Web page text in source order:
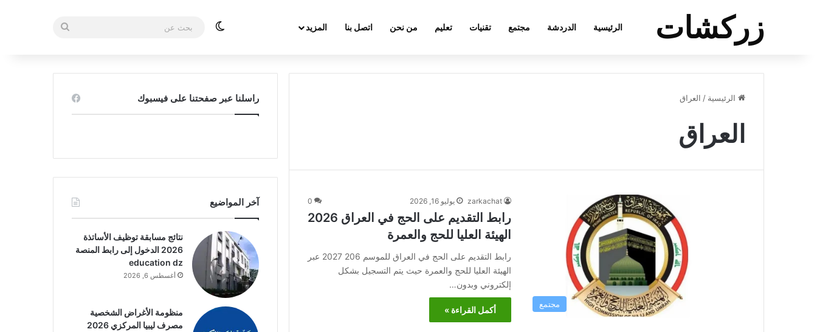
زركشات الرئيسية الدردشة مجتمع تقنيات تعليم من نحن اتصل بنا المزيد الوضع المظلم
الرئيسية / العراق
العراق
مجتمع
zarkachat يوليو 16, 2026 0
رابط التقديم على الحج في العراق 2026
الهيئة العليا للحج والعمرة
رابط التقديم على الحج في العراق للموسم 206 2027 عبر
الهيئة العليا للحج والعمرة حيث يتم التسجيل بشكل
إلكتروني وبدون…
أكمل القراءة »
راسلنا عبر صفحتنا على فيسبوك
آخر المواضيع
نتائج مسابقة توظيف الأساتذة
2026 الدخول إلى رابط المنصة
education dz
أغسطس 6, 2026
منظومة الأغراض الشخصية
مصرف ليبيا المركزي 2026